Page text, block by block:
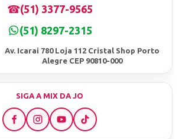
☎(51) 3377-9565
(51) 8297-2315
Av. Icarai 780 Loja 112 Cristal Shop Porto
Alegre CEP 90810-000
SIGA A MIX DA JO